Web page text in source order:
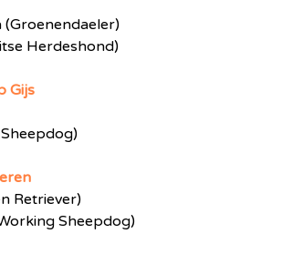
(Groenendaeler)
Herdeshond)
Gijs
Retriever)
Sheepdog)